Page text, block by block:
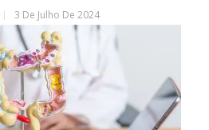
3 De Julho De 2024